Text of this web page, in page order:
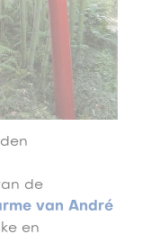
de
van André
en